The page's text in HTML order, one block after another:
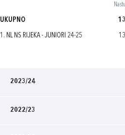
UKUPNO 13
1. NL NS RIJEKA - JUNIORI 24-25 13
2023/24
2022/23